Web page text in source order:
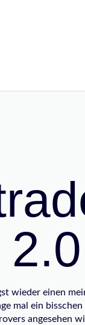
wieder einen
mal ein
angesehen